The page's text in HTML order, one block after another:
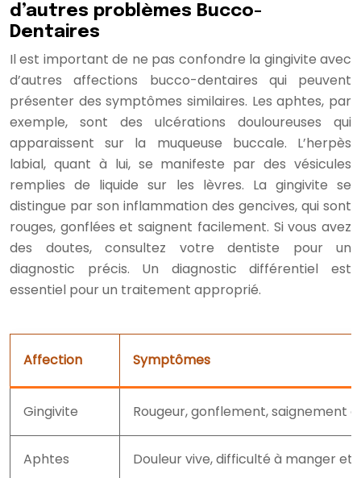
d’autres problèmes Bucco-
Dentaires
Il est important de ne pas confondre la gingivite avec
d’autres affections bucco-dentaires qui peuvent
présenter des symptômes similaires. Les aphtes, par
exemple, sont des ulcérations douloureuses qui
apparaissent sur la muqueuse buccale. L’herpès
labial, quant à lui, se manifeste par des vésicules
remplies de liquide sur les lèvres. La gingivite se
distingue par son inflammation des gencives, qui sont
rouges, gonflées et saignent facilement. Si vous avez
des doutes, consultez votre dentiste pour un
diagnostic précis. Un diagnostic différentiel est
essentiel pour un traitement approprié.
Affection Symptômes
Gingivite Rougeur, gonflement, saignement
Aphtes Douleur vive, difficulté à manger et